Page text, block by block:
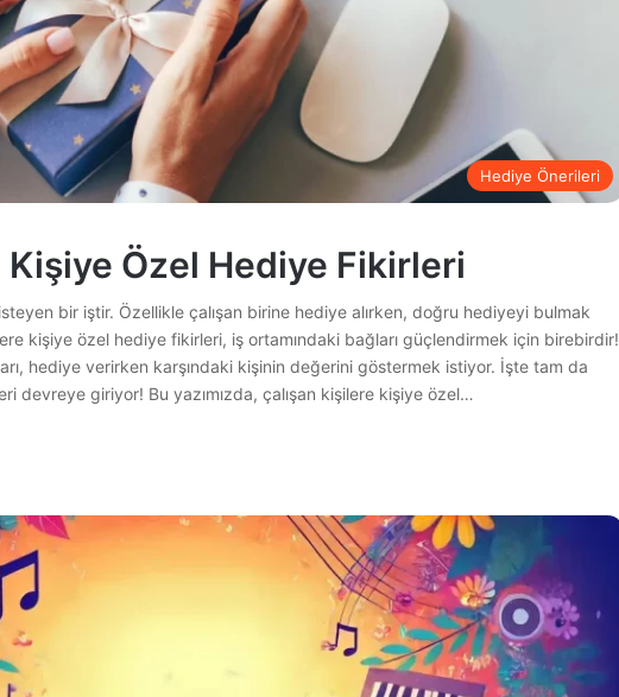
Hediye Önerileri
Kişiye Özel Hediye Fikirleri
bir iştir. Özellikle çalışan birine hediye alırken, doğru hediyeyi bulmak
kişiye özel hediye fikirleri, iş ortamındaki bağları güçlendirmek için birebirdir!
hediye verirken karşındaki kişinin değerini göstermek istiyor. İşte tam da
devreye giriyor! Bu yazımızda, çalışan kişilere kişiye özel…